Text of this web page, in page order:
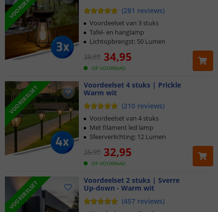
(281 reviews)
OP VOORRAAD
38,85 34,95
Voordeelset van 3 stuks
Tafel- en hanglamp
Lichtopbrengst: 50 Lumen
VOORDEELSET
Voordeelset 4 stuks | Prickle
Warm wit
(210 reviews)
OP VOORRAAD
35,90 32,95
Voordeelset van 4 stuks
Met filament led lamp
Sfeerverlichting: 12 Lumen
VOORDEELSET
Voordeelset 2 stuks | Sverre
Up-down - Warm wit
(457 reviews)